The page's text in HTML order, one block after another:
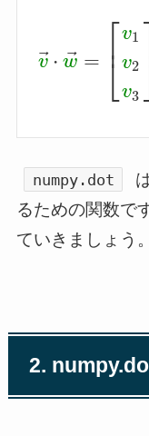
v⃗⋅ w⃗ = ⎡
⎣
⎢ v1
v2
v3 ⎦
v→⋅w → =[v
numpy.dot
るための関数で
ていきましょう。
2.